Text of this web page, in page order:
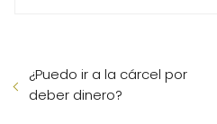
¿Puedo ir a la cárcel por
deber dinero?